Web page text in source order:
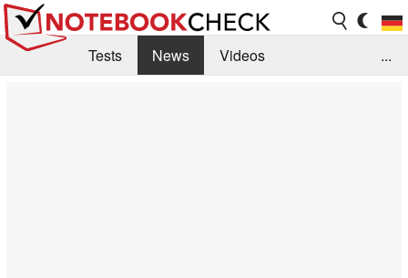
Tests News
Videos
...